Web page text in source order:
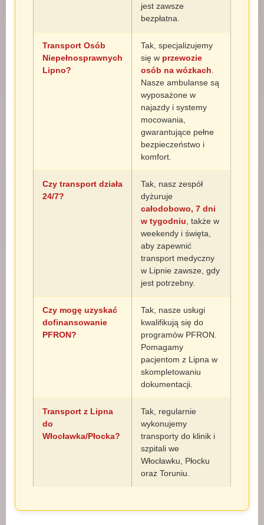
jest zawsze
bezpłatna.
Transport Osób
Niepełnosprawnych
Lipno?
Tak, specjalizujemy
się w przewozie
osób na wózkach
Nasze ambulanse są
wyposażone w
najazdy i systemy
mocowania,
gwarantujące pełne
bezpieczeństwo i
komfort.
Czy transport działa
24/7?
Tak, nasz zespół
dyżuruje
całodobowo, 7 dni
w tygodniu , także w
weekendy i święta,
aby zapewnić
transport medyczny
w Lipnie zawsze, gdy
jest potrzebny.
Czy mogę uzyskać
dofinansowanie
PFRON?
Tak, nasze usługi
kwalifikują się do
programów PFRON.
Pomagamy
pacjentom z Lipna w
skompletowaniu
dokumentacji.
Transport z Lipna
do
Włocławka/Płocka?
Tak, regularnie
wykonujemy
transporty do klinik i
szpitali we
Włocławku, Płocku
oraz Toruniu.